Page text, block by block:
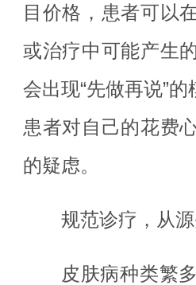
目价格，患者可以
或治疗中可能产生
会出现“先做再说”
患者对自己的花费
的疑虑。
规范诊疗，从
皮肤病种类繁